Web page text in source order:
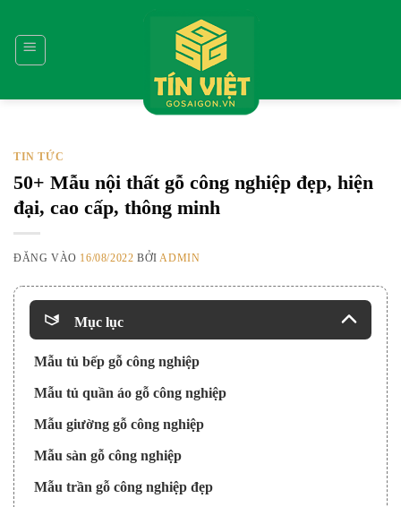
qua
nội
TIN TỨC
50+ Mẫu nội thất gỗ công nghiệp đẹp, hiện
đại, cao cấp, thông minh
ĐĂNG VÀO 16/08/2022 BỞI ADMIN
Mục lục
Mẫu tủ bếp gỗ công nghiệp
Mẫu tủ quần áo gỗ công nghiệp
Mẫu giường gỗ công nghiệp
Mẫu sàn gỗ công nghiệp
Mẫu trần gỗ công nghiệp đẹp